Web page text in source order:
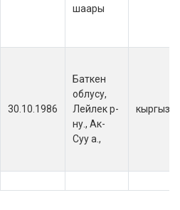
шаары
30.10.1986
Баткен
облусу,
Лейлек р-
ну., Ак-
Суу а.,
кыргыз